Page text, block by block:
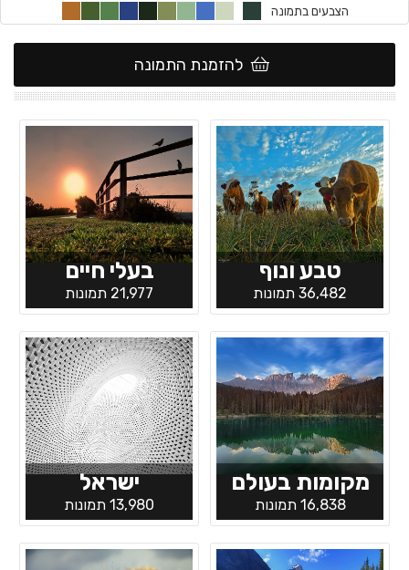
הצבעים בתמונה
להזמנת התמונה
טבע ונוף
36,482 תמונות
בעלי חיים
21,977 תמונות
מקומות בעולם
16,838 תמונות
ישראל
13,980 תמונות